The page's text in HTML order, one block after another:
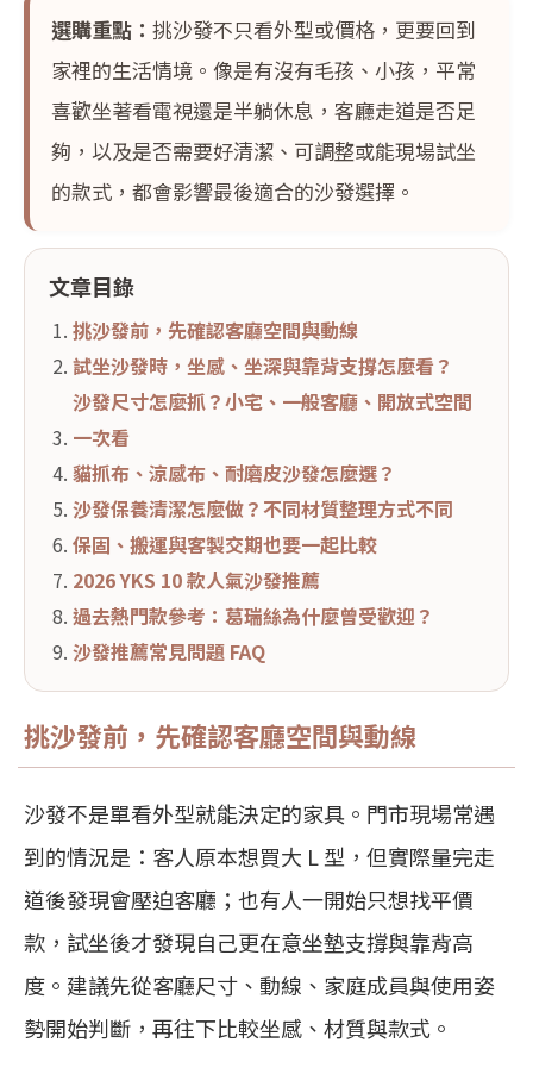
選購重點： 挑沙發不只看外型或價格，更要回到
家裡的生活情境。像是有沒有毛孩、小孩，平常
喜歡坐著看電視還是半躺休息，客廳走道是否足
夠，以及是否需要好清潔、可調整或能現場試坐
的款式，都會影響最後適合的沙發選擇。
文章目錄
挑沙發前，先確認客廳空間與動線
試坐沙發時，坐感、坐深與靠背支撐怎麼看？
沙發尺寸怎麼抓？小宅、一般客廳、開放式空間
一次看
貓抓布、涼感布、耐磨皮沙發怎麼選？
沙發保養清潔怎麼做？不同材質整理方式不同
保固、搬運與客製交期也要一起比較
2026 YKS 10 款人氣沙發推薦
過去熱門款參考：葛瑞絲為什麼曾受歡迎？
沙發推薦常見問題 FAQ
挑沙發前，先確認客廳空間與動線
沙發不是單看外型就能決定的家具。門市現場常遇
到的情況是：客人原本想買大 L 型，但實際量完走
道後發現會壓迫客廳；也有人一開始只想找平價
款，試坐後才發現自己更在意坐墊支撐與靠背高
度。建議先從客廳尺寸、動線、家庭成員與使用姿
勢開始判斷，再往下比較坐感、材質與款式。